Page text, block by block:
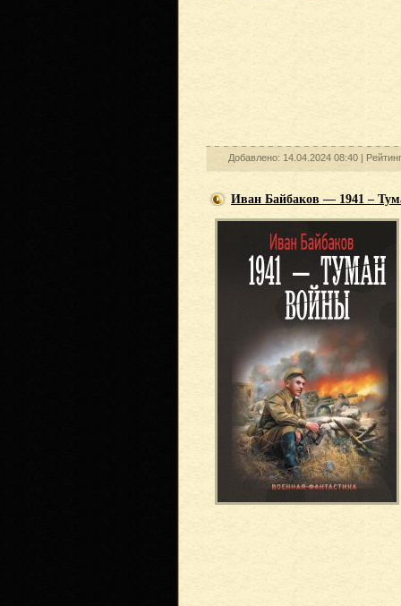
Добавлено: 14.04.2024 08:40 |
Иван Байбаков — 1941 –